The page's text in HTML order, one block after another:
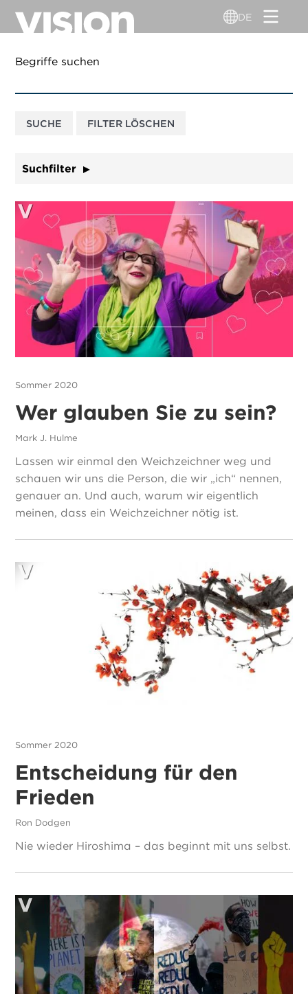
zum
DE
Begriffe suchen
Suchfilter
Sommer 2020
Wer glauben Sie zu sein?
Mark J. Hulme
Lassen wir einmal den Weichzeichner weg und
schauen wir uns die Person, die wir „ich“ nennen,
genauer an. Und auch, warum wir eigentlich
meinen, dass ein Weichzeichner nötig ist.
Sommer 2020
Entscheidung für den
Frieden
Ron Dodgen
Nie wieder Hiroshima – das beginnt mit uns selbst.